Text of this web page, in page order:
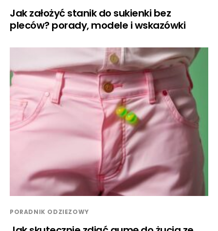
Jak założyć stanik do sukienki bez
pleców? porady, modele i wskazówki
PORADNIK ODZIEZOWY